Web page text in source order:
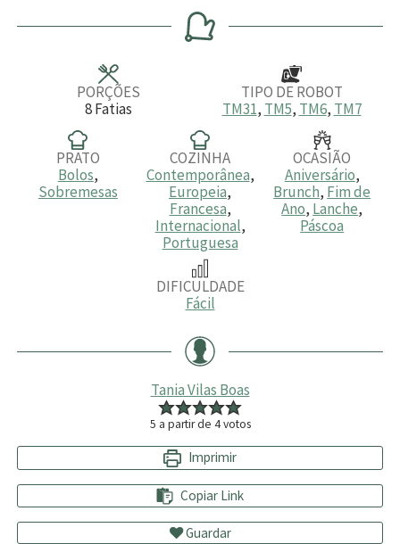
u
n
u
t
u
PORÇÕES
8Fatias
TIPO DE ROBOT
TM31, TM5, TM6, TM7
PRATO
Bolos,
Sobremesas
COZINHA
Contemporânea,
Europeia,
Francesa,
Internacional,
Portuguesa
OCASIÃO
Aniversário,
Brunch, Fim de
Ano, Lanche,
Páscoa
DIFICULDADE
Fácil
Tania Vilas Boas
5 a partir de 4votos
Imprimir
Copiar Link
Guardar